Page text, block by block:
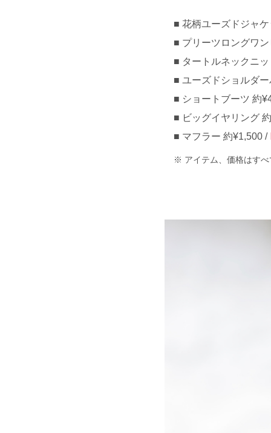
花柄ユーズドジャ
プリーツロングワ
タートルネックニ
ユーズドショルダ
ショートブーツ 約
ビッグイヤリング
マフラー 約¥1,500 /
アイテム、価格はす